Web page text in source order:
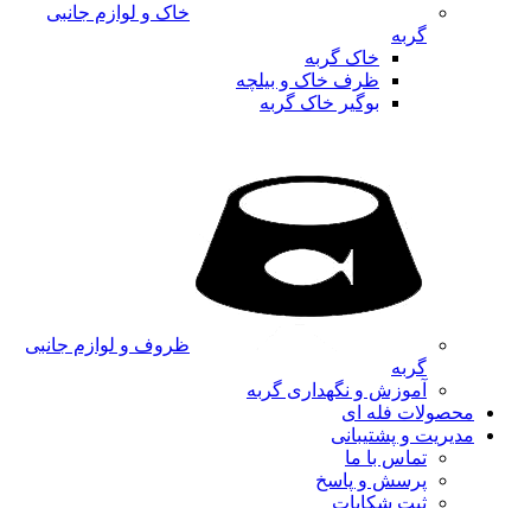
خاک و لوازم جانبی
گربه
خاک گربه
ظرف خاک و بیلچه
بوگیر خاک گربه
ظروف و لوازم جانبی
گربه
آموزش و نگهداری گربه
محصولات فله ای
مدیریت و پشتیبانی
تماس با ما
پرسش و پاسخ
ثبت شکایات